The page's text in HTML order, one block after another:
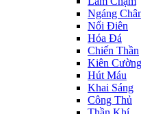
Ngáng
Nổi Điên
Hóa Đá
Chiến Thần
Kiên Cường
Hút Máu
Khai Sáng
Công Thủ